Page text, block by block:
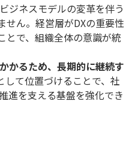
ジネスモデルの変革を伴う
せん。経営層がDXの重要性
とで、組織全体の意識が統
かるため、長期的に継続す
して位置づけることで、社
進を支える基盤を強化でき